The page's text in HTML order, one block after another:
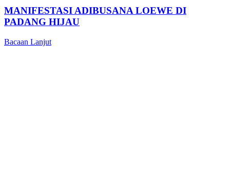
MANIFESTASI ADIBUSANA LOEWE DI
PADANG HIJAU
Bacaan Lanjut